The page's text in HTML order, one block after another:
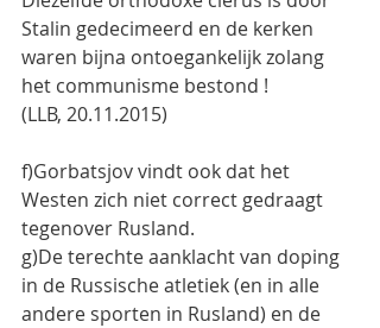
Stalin gedecimeerd en de kerken
waren bijna ontoegankelijk zolang
het communisme bestond !
(LLB, 20.11.2015)
f)Gorbatsjov vindt ook dat het
Westen zich niet correct gedraagt
tegenover Rusland.
g)De terechte aanklacht van doping
in de Russische atletiek (en in alle
andere sporten in Rusland) en de